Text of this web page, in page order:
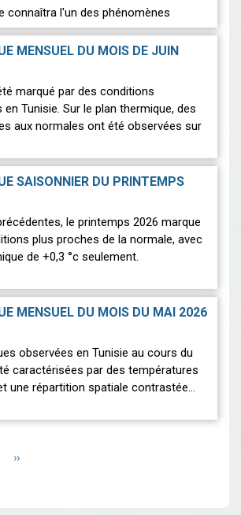
connaîtra l'un des phénomènes
: une…Lire
MENSUEL DU MOIS DE JUIN
marqué par des conditions
Tunisie. Sur le plan thermique, des
aux normales ont été observées sur
SAISONNIER DU PRINTEMPS
le printemps 2026 marque
plus proches de la normale, avec
de +0,3 °c seulement.
MENSUEL DU MOIS DU MAI 2026
observées en Tunisie au cours du
caractérisées par des températures
une répartition spatiale contrastée…
Page
››